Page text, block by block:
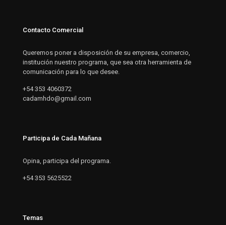
Contacto Comercial
Queremos poner a disposición de su empresa, comercio,
institución nuestro programa, que sea otra herramienta de
comunicación para lo que desee.
+54 353 4060372
cadamhdo@gmail.com
Participa de Cada Mañana
Opina, participa del programa.
+54 353 5625522
Temas